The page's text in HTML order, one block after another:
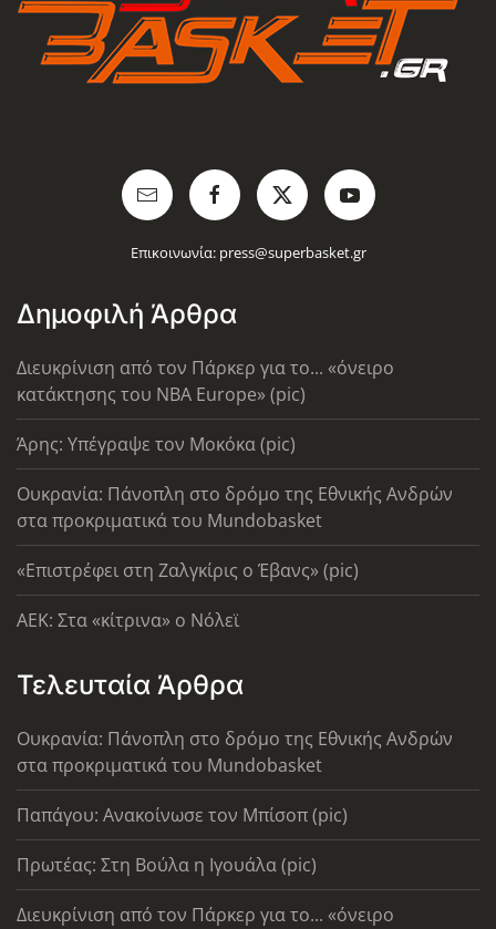
Επικοινωνία: press@superbasket.gr
Δημοφιλή Άρθρα
Διευκρίνιση από τον Πάρκερ για το... «όνειρο
κατάκτησης του ΝΒΑ Europe» (pic)
Άρης: Υπέγραψε τον Μοκόκα (pic)
Ουκρανία: Πάνοπλη στο δρόμο της Εθνικής Ανδρών
στα προκριματικά του Mundobasket
«Επιστρέφει στη Ζαλγκίρις ο Έβανς» (pic)
AEK: Στα «κίτρινα» ο Νόλεϊ
Τελευταία Άρθρα
Ουκρανία: Πάνοπλη στο δρόμο της Εθνικής Ανδρών
στα προκριματικά του Mundobasket
Παπάγου: Ανακοίνωσε τον Μπίσοπ (pic)
Πρωτέας: Στη Βούλα η Ιγουάλα (pic)
Διευκρίνιση από τον Πάρκερ για το... «όνειρο